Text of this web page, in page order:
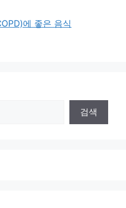
에 좋은 음식
검색